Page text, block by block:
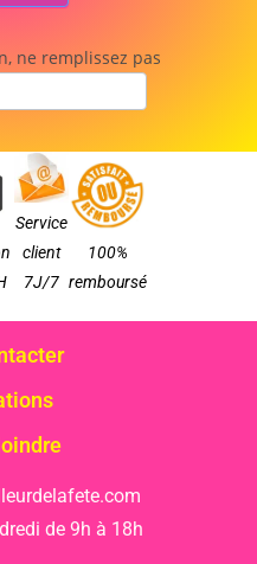
ne remplissez pas
Service
client
7J/7
100%
remboursé
de 9h à 18h